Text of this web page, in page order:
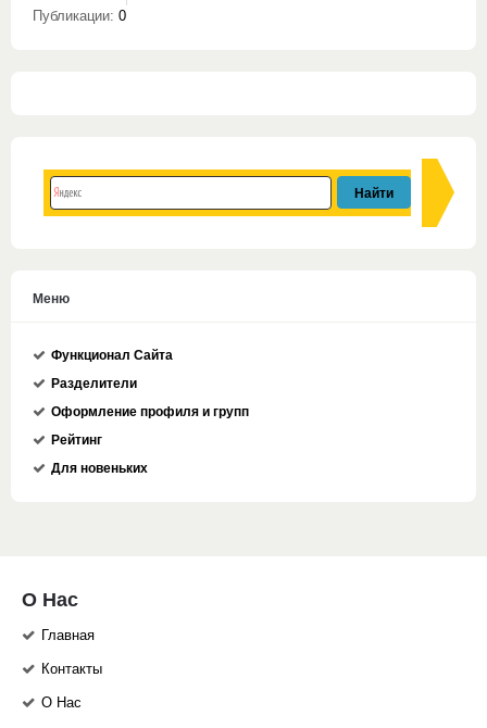
Публикации: 0
Меню
Функционал Сайта
Разделители
Оформление профиля и групп
Рейтинг
Для новеньких
О Нас
Главная
Контакты
О Нас